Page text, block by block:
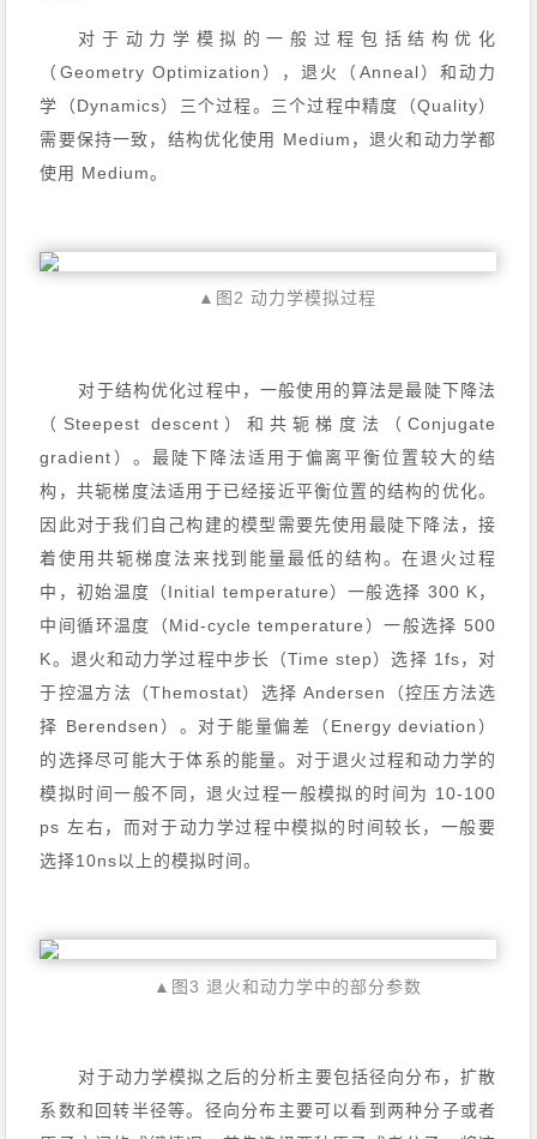
对于动力学模拟的一般过程包括结构优化
（Geometry Optimization），退火（Anneal）和动力
学（Dynamics）三个过程。三个过程中精度（Quality）
需要保持一致，结构优化使用 Medium，退火和动力学都
使用 Medium。
▲图2 动力学模拟过程
对于结构优化过程中，一般使用的算法是最陡下降法
（Steepest descent）和共轭梯度法（Conjugate
gradient）。最陡下降法适用于偏离平衡位置较大的结
构，共轭梯度法适用于已经接近平衡位置的结构的优化。
因此对于我们自己构建的模型需要先使用最陡下降法，接
着使用共轭梯度法来找到能量最低的结构。在退火过程
中，初始温度（Initial temperature）一般选择 300 K，
中间循环温度（Mid-cycle temperature）一般选择 500
K。退火和动力学过程中步长（Time step）选择 1fs，对
于控温方法（Themostat）选择 Andersen（控压方法选
择 Berendsen）。对于能量偏差（Energy deviation）
的选择尽可能大于体系的能量。对于退火过程和动力学的
模拟时间一般不同，退火过程一般模拟的时间为 10-100
ps 左右，而对于动力学过程中模拟的时间较长，一般要
选择10ns以上的模拟时间。
▲图3 退火和动力学中的部分参数
对于动力学模拟之后的分析主要包括径向分布，扩散
系数和回转半径等。径向分布主要可以看到两种分子或者